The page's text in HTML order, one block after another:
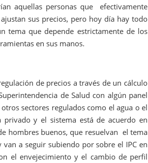
aquellas personas que efectivamente
sus precios, pero hoy día hay todo
tema que depende estrictamente de los
en sus manos.
de precios a través de un cálculo
de Salud con algún panel
sectores regulados como el agua o el
privado y el sistema está de acuerdo en
hombres buenos, que resuelvan el tema
a seguir subiendo por sobre el IPC en
el envejecimiento y el cambio de perfil